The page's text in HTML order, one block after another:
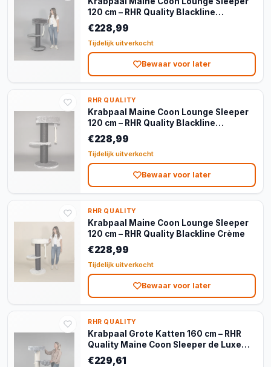
120 cm – RHR Quality Blackline
Donkergrijs
€228,99
Tijdelijk uitverkocht
Bewaar voor later
RHR QUALITY
Krabpaal Maine Coon Lounge Sleeper
120 cm – RHR Quality Blackline
Lichtgrijs
€228,99
Tijdelijk uitverkocht
Bewaar voor later
RHR QUALITY
Krabpaal Maine Coon Lounge Sleeper
120 cm – RHR Quality Blackline Crème
€228,99
Tijdelijk uitverkocht
Bewaar voor later
RHR QUALITY
Krabpaal Grote Katten 160 cm – RHR
Quality Maine Coon Sleeper de Luxe
Light Grey
€229,61